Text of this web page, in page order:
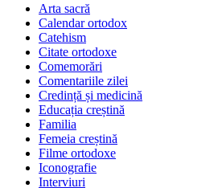
Arta sacră
Calendar ortodox
Catehism
Citate ortodoxe
Comemorări
Comentariile zilei
Credință și medicină
Educația creștină
Familia
Femeia creștină
Filme ortodoxe
Iconografie
Interviuri